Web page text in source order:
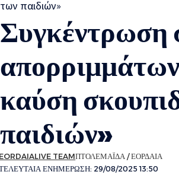
Συγκέντρωση
καύση
παιδιών»
ΕΝΗΜΕΡΩΣΗ: 29/08/2025 13:50
TEAMΠΤΟΛΕΜΑΪΔΑ / ΕΟΡΔΑΙΑ